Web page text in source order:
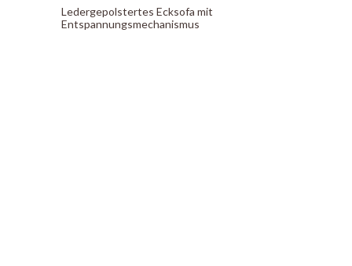
Ledergepolstertes Ecksofa mit
Entspannungsmechanismus